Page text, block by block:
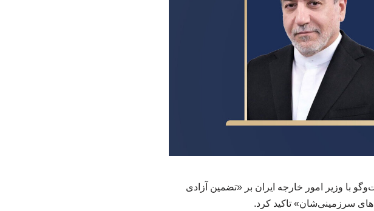
با وزیر امور خارجه ایران بر «تضمین آزادی
سرزمینی‌شان» تاکید کرد.